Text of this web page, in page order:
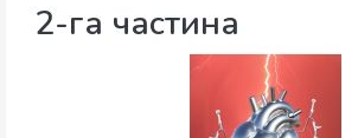
2-га частина